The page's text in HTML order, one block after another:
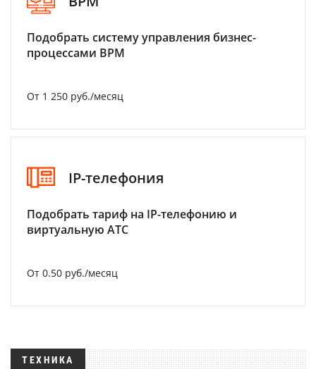
Подобрать систему управления бизнес-
процессами BPM
От 1 250 руб./месяц
IP-телефония
Подобрать тариф на IP-телефонию и
виртуальную АТС
От 0.50 руб./месяц
ТЕХНИКА